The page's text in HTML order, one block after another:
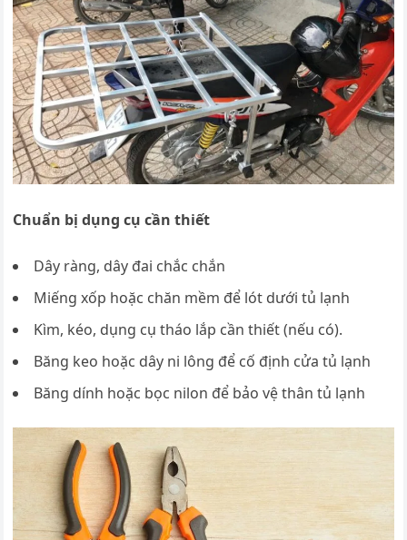
Chuẩn bị dụng cụ cần thiết
Dây ràng, dây đai chắc chắn
Miếng xốp hoặc chăn mềm để lót dưới tủ lạnh
Kìm, kéo, dụng cụ tháo lắp cần thiết (nếu có).
Băng keo hoặc dây ni lông để cố định cửa tủ lạnh
Băng dính hoặc bọc nilon để bảo vệ thân tủ lạnh